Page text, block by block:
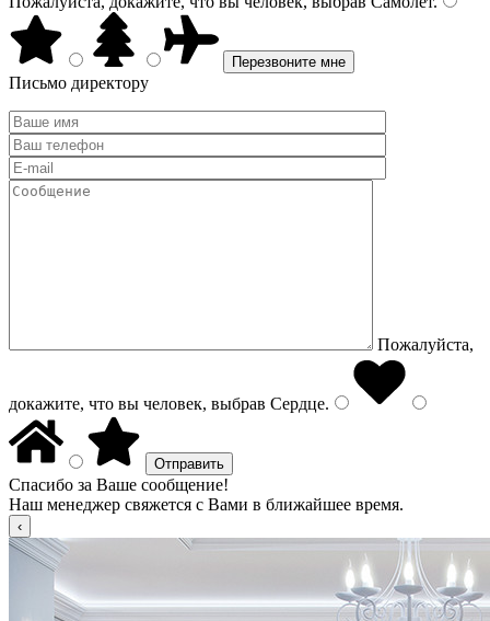
Письмо директору
Пожалуйста,
докажите, что вы человек, выбрав Сердце.
Спасибо за Ваше сообщение!
Наш менеджер свяжется с Вами в ближайшее время.